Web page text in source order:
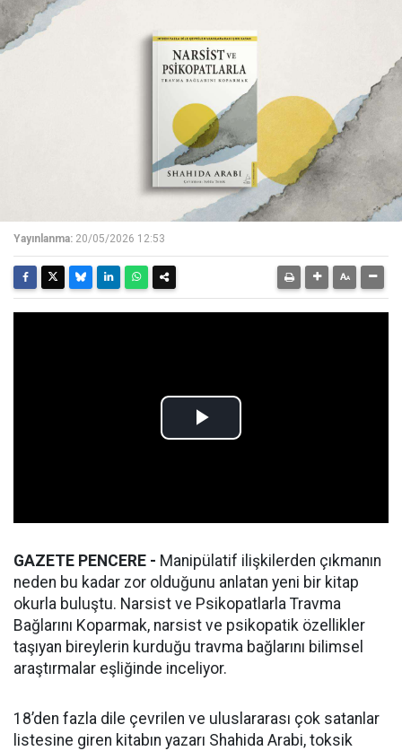
Yayınlanma: 20/05/2026 12:53
GAZETE PENCERE - Manipülatif ilişkilerden çıkmanın
neden bu kadar zor olduğunu anlatan yeni bir kitap
okurla buluştu. Narsist ve Psikopatlarla Travma
Bağlarını Koparmak, narsist ve psikopatik özellikler
taşıyan bireylerin kurduğu travma bağlarını bilimsel
araştırmalar eşliğinde inceliyor.
18’den fazla dile çevrilen ve uluslararası çok satanlar
listesine giren kitabın yazarı Shahida Arabi, toksik